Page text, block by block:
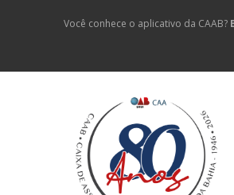
Você conhece o aplicativo da CAAB?